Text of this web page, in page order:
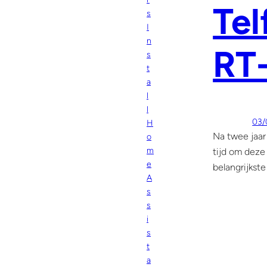
s
I
n
s
t
a
l
l
H
o
m
e
A
s
s
i
s
t
a
03/
Na twee
tijd om deze